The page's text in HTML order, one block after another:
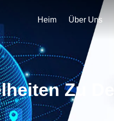
Heim Über Uns
Zu